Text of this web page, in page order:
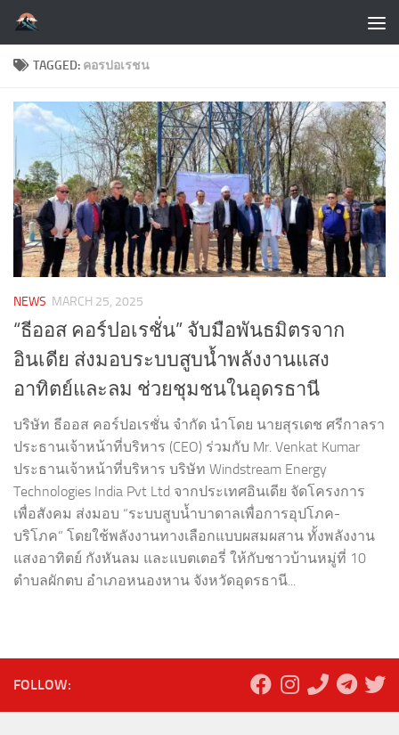
Skip to content
TAGGED: คอรปอเรชน
NEWS MARCH 25, 2025
“ธีออส คอร์ปอเรชั่น” จับมือพันธมิตรจาก
อินเดีย ส่งมอบระบบสูบน้ำพลังงานแสง
อาทิตย์และลม ช่วยชุมชนในอุดรธานี
บริษัท ธีออส คอร์ปอเรชั่น จำกัด นำโดย นายสุรเดช ศรีกาลรา
ประธานเจ้าหน้าที่บริหาร (CEO) ร่วมกับ Mr. Venkat Kumar
ประธานเจ้าหน้าที่บริหาร บริษัท Windstream Energy
Technologies India Pvt Ltd จากประเทศอินเดีย จัดโครงการ
เพื่อสังคม ส่งมอบ “ระบบสูบน้ำบาดาลเพื่อการอุปโภค-
บริโภค” โดยใช้พลังงานทางเลือกแบบผสมผสาน ทั้งพลังงาน
แสงอาทิตย์ กังหันลม และแบตเตอรี่ ให้กับชาวบ้านหมู่ที่ 10
ตำบลผักตบ อำเภอหนองหาน จังหวัดอุดรธานี...
FOLLOW: